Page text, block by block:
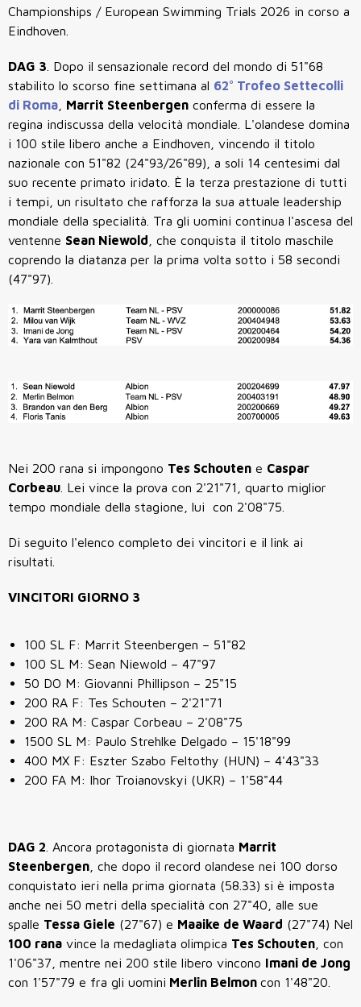
Championships / European Swimming Trials 2026 in corso a
Eindhoven.
DAG 3 Dopo il sensazionale record del mondo di 51"68
stabilito lo scorso fine settimana al 62° Trofeo Settecolli
di Roma
Marrit Steenbergen conferma di essere la
regina indiscussa della velocità mondiale. L'olandese domina
i 100 stile libero anche a Eindhoven, vincendo il titolo
nazionale con 51"82 (24"93/26"89), a soli 14 centesimi dal
suo recente primato iridato. È la terza prestazione di tutti
i tempi , un risultato che rafforza la sua attuale leadership
mondiale della specialità. Tra gli uomini continua l'ascesa del
ventenne Sean Niewold , che conquista il titolo maschile
coprendo la diatanza per la prima volta sotto i 58 secondi
(47"97)
Nei 200 rana si impongono Tes Schouten e Caspar
Corbeau . Lei vince la prova con 2'21"71
, quarto miglior
tempo mondiale della stagione, lui con 2'08"75
Di seguito l'elenco completo dei vincitori e il link ai
risultati.
VINCITORI GIORNO 3
100 SL F: Marrit Steenbergen – 51"82
100 SL M: Sean Niewold – 47"97
50 DO M: Giovanni Phillipson – 25"15
200 RA F: Tes Schouten – 2'21"71
200 RA M: Caspar Corbeau – 2'08"75
1500 SL M: Paulo Strehlke Delgado – 15'18"99
400 MX F: Eszter Szabo Feltothy (HUN) – 4'43"33
200 FA M: Ihor Troianovskyi (UKR) – 1'58"44
DAG 2 . Ancora protagonista di giornata Marrit
Steenbergen , che dopo il record olandese nei 100 dorso
conquistato ieri nella prima giornata (58.33) si è imposta
anche nei 50 metri della specialità con 27"40, alle sue
spalle Tessa Giele (27"67) e Maaike de Waard (27"74) Nel
100 rana vince la medagliata olimpica Tes Schouten , con
1'06"37, mentre nei 200 stile libero vincono Imani de Jong
con 1'57"79 e fra gli uomini Merlin Belmon con 1'48"20.